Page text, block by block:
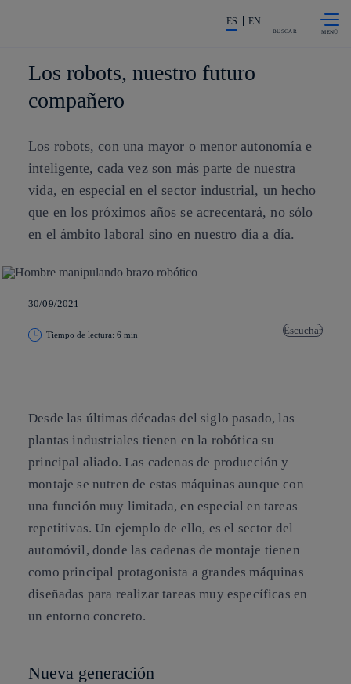
La acción en accionistas e
ES EN
BUSCAR
Los robots, nuestro futuro
compañero
Los robots, con una mayor o menor autonomía e
inteligente, cada vez son más parte de nuestra
vida, en especial en el sector industrial, un hecho
que en los próximos años se acrecentará, no sólo
en el ámbito laboral sino en nuestro día a día.
30/09/2021
Tiempo de lectura: 6 min Escuchar
Desde las últimas décadas del siglo pasado, las
plantas industriales tienen en la robótica su
principal aliado.Las cadenas de producción y
montaje se nutren de estas máquinas aunque con
una función muy limitada, en especial en tareas
repetitivas. Un ejemplo de ello, es el sector del
automóvil, donde las cadenas de montaje tienen
como principal protagonista a grandes máquinas
diseñadas para realizar tareas muy específicas en
un entorno concreto.
Nueva generación